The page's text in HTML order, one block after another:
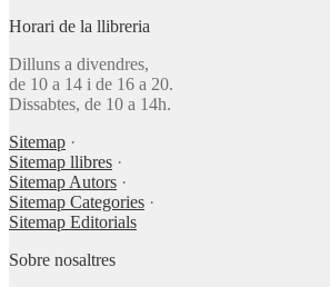
Horari de la llibreria
Dilluns a divendres,
de 10 a 14 i de 16 a 20.
Dissabtes, de 10 a 14h.
Sitemap ·
Sitemap llibres ·
Sitemap Autors ·
Sitemap Categories ·
Sitemap Editorials
Sobre nosaltres